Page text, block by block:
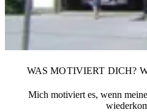
WAS MOTIVIERT DICH?
Mich motiviert es, wenn